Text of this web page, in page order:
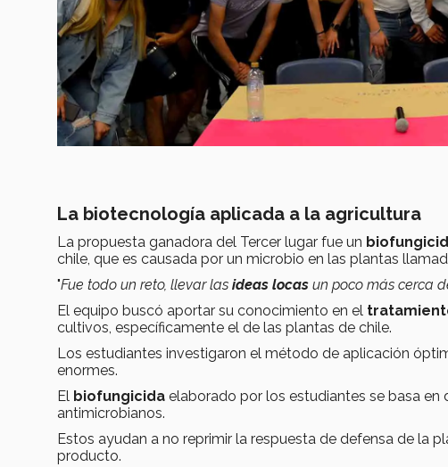
La biotecnología aplicada a la agricultura
La propuesta ganadora del Tercer lugar fue un
chile, que es causada por un microbio en las plantas
"Fue todo un reto, llevar las ideas locas un poco más cerca
El equipo buscó aportar su conocimiento en el
cultivos, específicamente el de las plantas de chile.
Los estudiantes investigaron el método de aplicación
enormes.
El biofungicida elaborado por los estudiantes se basa en
antimicrobianos.
Estos ayudan a no reprimir la respuesta de defensa de la
producto.